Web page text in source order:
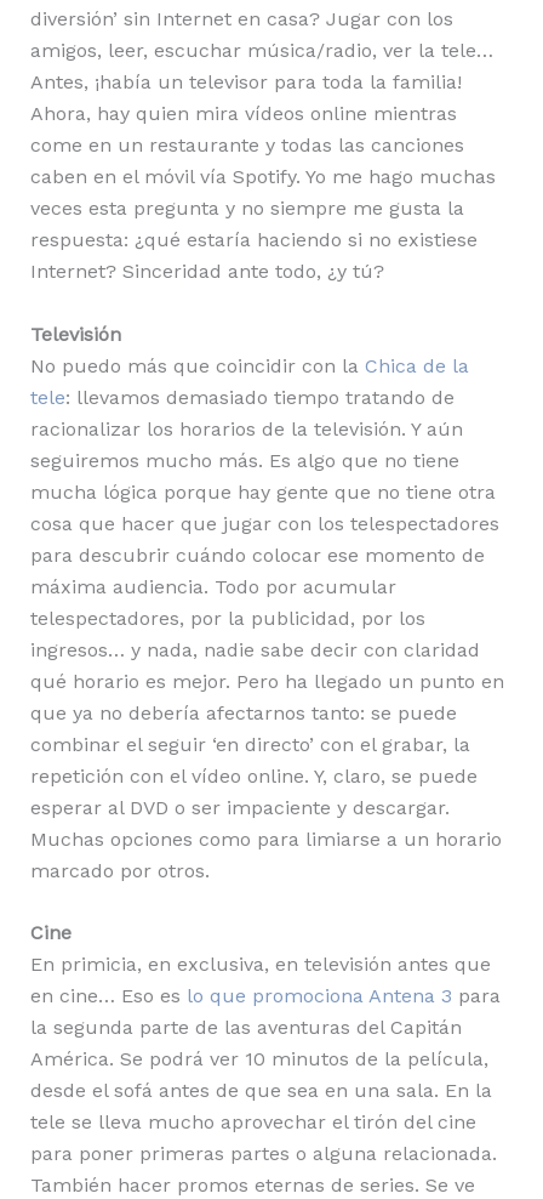
diversión’ sin Internet en casa? Jugar con los
amigos, leer, escuchar música/radio, ver la tele…
Antes, ¡había un televisor para toda la familia!
Ahora, hay quien mira vídeos online mientras
come en un restaurante y todas las canciones
caben en el móvil vía Spotify. Yo me hago muchas
veces esta pregunta y no siempre me gusta la
respuesta: ¿qué estaría haciendo si no existiese
Internet? Sinceridad ante todo, ¿y tú?
Televisión
No puedo más que coincidir con la Chica de la
tele: llevamos demasiado tiempo tratando de
racionalizar los horarios de la televisión. Y aún
seguiremos mucho más. Es algo que no tiene
mucha lógica porque hay gente que no tiene otra
cosa que hacer que jugar con los telespectadores
para descubrir cuándo colocar ese momento de
máxima audiencia. Todo por acumular
telespectadores, por la publicidad, por los
ingresos… y nada, nadie sabe decir con claridad
qué horario es mejor. Pero ha llegado un punto en
que ya no debería afectarnos tanto: se puede
combinar el seguir ‘en directo’ con el grabar, la
repetición con el vídeo online. Y, claro, se puede
esperar al DVD o ser impaciente y descargar.
Muchas opciones como para limiarse a un horario
marcado por otros.
Cine
En primicia, en exclusiva, en televisión antes que
en cine… Eso es lo que promociona Antena 3 para
la segunda parte de las aventuras del Capitán
América. Se podrá ver 10 minutos de la película,
desde el sofá antes de que sea en una sala. En la
tele se lleva mucho aprovechar el tirón del cine
para poner primeras partes o alguna relacionada.
También hacer promos eternas de series. Se ve